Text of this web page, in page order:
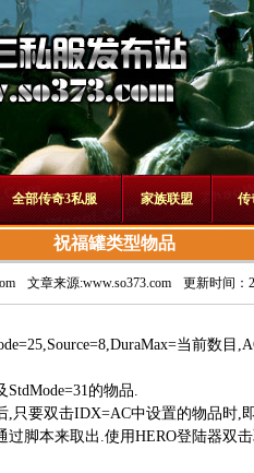
全部传奇3私服 家族联盟 传
祝福罐类型物品
文章来源:www.so373.com 更新时间：
当前数目
的物品.
,只要双击IDX=AC中设置的物品时,
过脚本来取出.使用HERO登陆器双